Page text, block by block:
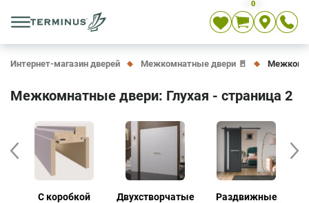
0
Интернет-магазин дверей Межкомнатные двери 🚪
Межкомнатные двери: Глухая - страница 2
С коробкой Двухстворчатые Раздвижные